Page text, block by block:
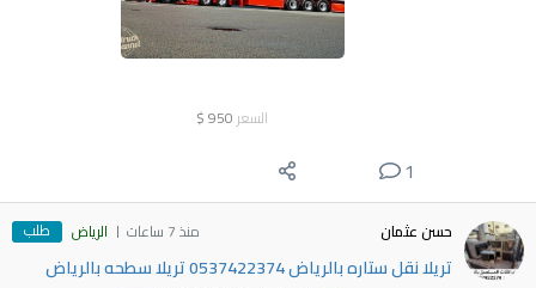
السعر 950
$
1
حسن عثمان منذ 7 ساعات الرياض طلب
تريلا نقل ستاره بالرياض 0537422374 تريلا سطحه بالرياض